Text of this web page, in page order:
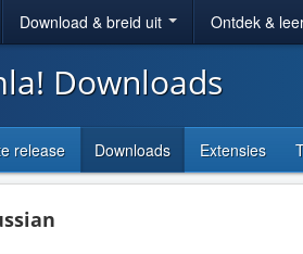
Download & breid uit Ontdek &
Downloads
release Downloads Extensies